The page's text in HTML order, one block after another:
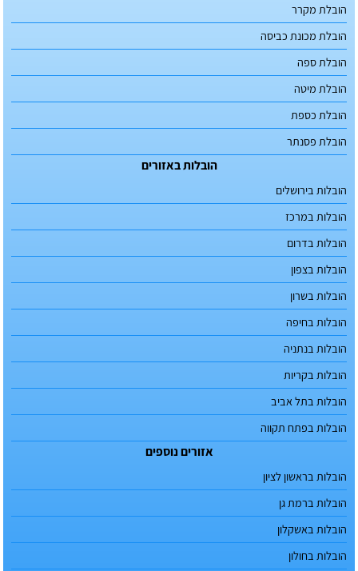
הובלת מקרר
הובלת מכונת כביסה
הובלת ספה
הובלת מיטה
הובלת כספת
הובלת פסנתר
הובלות באזורים
הובלות בירושלים
הובלות במרכז
הובלות בדרום
הובלות בצפון
הובלות בשרון
הובלות בחיפה
הובלות בנתניה
הובלות בקריות
הובלות בתל אביב
הובלות בפתח תקווה
אזורים נוספים
הובלות בראשון לציון
הובלות ברמת גן
הובלות באשקלון
הובלות בחולון